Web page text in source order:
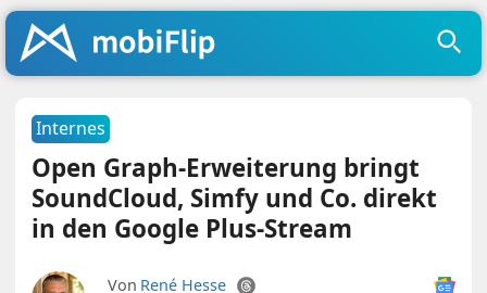
Internes
Open Graph-Erweiterung bringt
SoundCloud, Simfy und Co. direkt
in den Google Plus-Stream
Von René Hesse